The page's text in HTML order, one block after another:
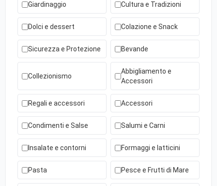
Giardinaggio Cultura e Tradizioni
Dolci e dessert Colazione e Snack
Sicurezza e Protezione Bevande
Collezionismo
Abbigliamento e
Accessori
Regali e accessori Accessori
Condimenti e Salse Salumi e Carni
Insalate e contorni Formaggi e latticini
Pasta Pesce e Frutti di Mare